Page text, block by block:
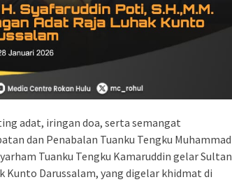
adat, iringan doa, serta semangat
dan Penabalan Tuanku Tengku Muhammad
Tuanku Tengku Kamaruddin gelar Sultan
Kunto Darussalam, yang digelar khidmat di